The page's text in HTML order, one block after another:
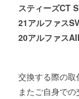
スティーズCT
21アルファス
20アルファス
交換する際の取
またご自身で